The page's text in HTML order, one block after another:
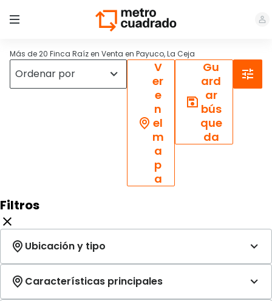
Más de 20 Finca Raíz en Venta en Payuco, La Ceja
V
er
e
n
el
m
a
p
a
Gu
ard
ar
bús
que
da
Filtros